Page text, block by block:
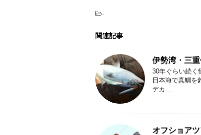
-
関連記事
伊勢湾・三
30年ぐらい続く
日本海で真鯛
デカ ...
オフショア